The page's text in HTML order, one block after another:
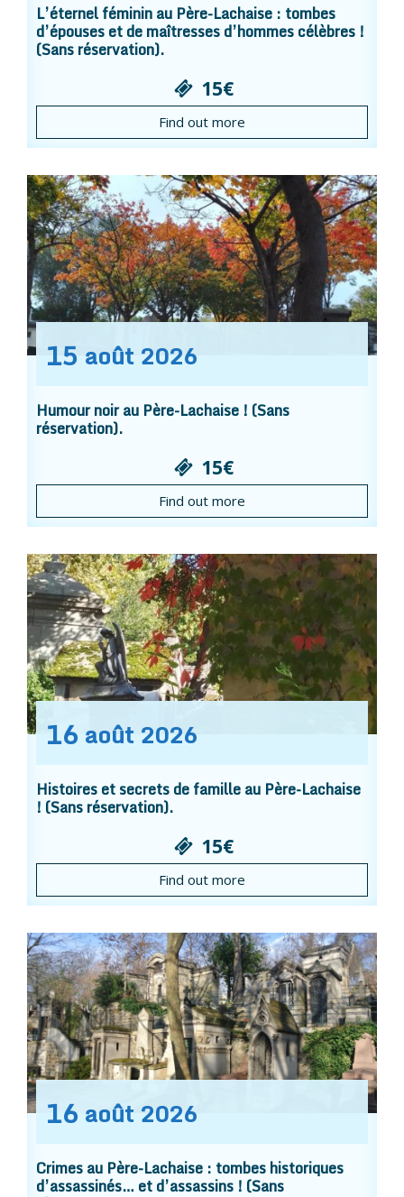
L’éternel féminin au Père-Lachaise : tombes
d’épouses et de maîtresses d’hommes célèbres !
(Sans réservation).
15€
Find out more
15 août 2026
Humour noir au Père-Lachaise ! (Sans
réservation).
15€
Find out more
16 août 2026
Histoires et secrets de famille au Père-Lachaise
! (Sans réservation).
15€
Find out more
16 août 2026
Crimes au Père-Lachaise : tombes historiques
d’assassinés… et d’assassins ! (Sans